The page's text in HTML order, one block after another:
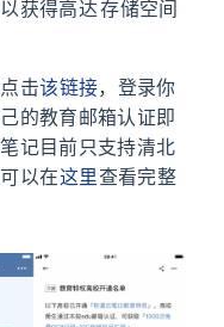
高达 10 GB 存储空间
击该链接，登录你
的教育邮箱认证即
记目前只支持清北
以在这里查看完整